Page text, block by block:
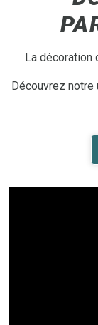
La décoration
Découvrez